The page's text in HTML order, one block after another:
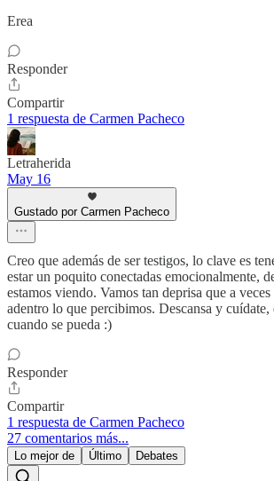
Erea
Responder
Compartir
1 respuesta de Carmen Pacheco
Letraherida
May 16
Gustado por Carmen Pacheco
Creo que además de ser testigos, lo clave es
estar un poquito conectadas emocionalmente,
estamos viendo. Vamos tan deprisa que a
adentro lo que percibimos. Descansa y cuídate,
cuando se pueda :)
Responder
Compartir
1 respuesta de Carmen Pacheco
27 comentarios más...
Lo mejor de Último Debates